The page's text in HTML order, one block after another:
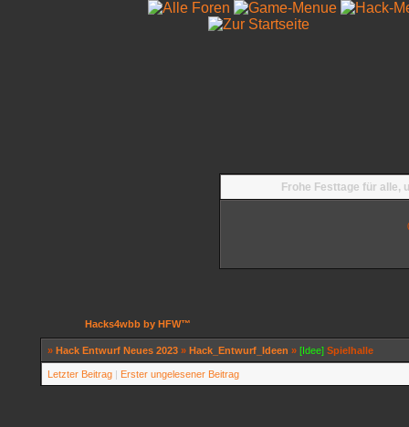
Frohe Festtage für alle,
Hacks4wbb by HFW™
» Hack Entwurf Neues 2023 » Hack_Entwurf_Ideen » [Idee] Spielhalle
Letzter Beitrag | Erster ungelesener Beitrag